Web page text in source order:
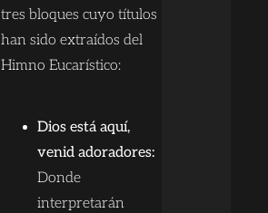
tres bloques cuyo títulos
han sido extraídos del
Himno Eucarístico:
Dios está aquí,
venid adoradores:
Donde
interpretarán